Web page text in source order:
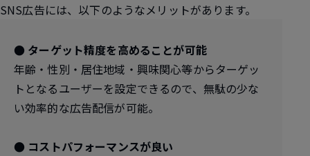
SNS広告には、以下のようなメリットがあります。
● ターゲット精度を高めることが可能
年齢・性別・居住地域・興味関心等からターゲッ
トとなるユーザーを設定できるので、無駄の少な
い効率的な広告配信が可能。
● コストパフォーマンスが良い